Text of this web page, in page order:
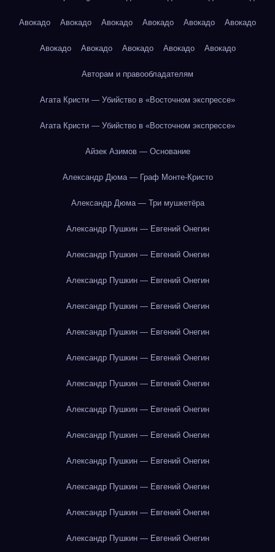
Авокадо Авокадо Авокадо Авокадо Авокадо Авокадо
Авокадо Авокадо Авокадо Авокадо Авокадо
Авторам и правообладателям
Агата Кристи — Убийство в «Восточном экспрессе»
Агата Кристи — Убийство в «Восточном экспрессе»
Айзек Азимов — Основание
Александр Дюма — Граф Монте-Кристо
Александр Дюма — Три мушкетёра
Александр Пушкин — Евгений Онегин
Александр Пушкин — Евгений Онегин
Александр Пушкин — Евгений Онегин
Александр Пушкин — Евгений Онегин
Александр Пушкин — Евгений Онегин
Александр Пушкин — Евгений Онегин
Александр Пушкин — Евгений Онегин
Александр Пушкин — Евгений Онегин
Александр Пушкин — Евгений Онегин
Александр Пушкин — Евгений Онегин
Александр Пушкин — Евгений Онегин
Александр Пушкин — Евгений Онегин
Александр Пушкин — Евгений Онегин